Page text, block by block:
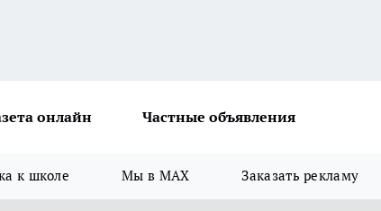
онлайн Частные объявления
к школе Мы в MAX Заказать рекламу